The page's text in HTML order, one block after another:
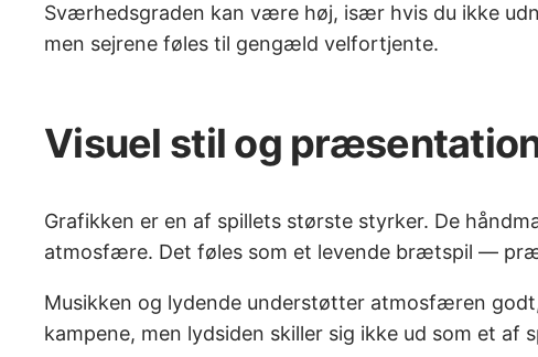
Sværhedsgraden kan være høj, især hvis du ikke
men sejrene føles til gengæld velfortjente.
Visuel stil og
Grafikken er en af spillets største styrker. De
atmosfære. Det føles som et levende brætspil —
Musikken og lydende understøtter atmosfæren
kampene, men lydsiden skiller sig ikke ud som et af